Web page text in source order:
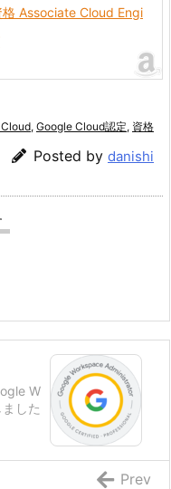
Associate Cloud Engi
, Google Cloud認定, 資格
Posted by danishi
W
した
Prev